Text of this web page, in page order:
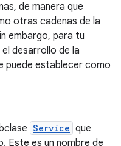
de manera que
otras cadenas de la
embargo, para tu
desarrollo de la
puede establecer como
Service que
Este es un nombre de